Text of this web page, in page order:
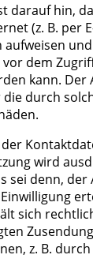
darauf hin,
(z. B. per
aufweisen
vor dem
kann.
durch
wird
sei denn,
sich
z. B. durch